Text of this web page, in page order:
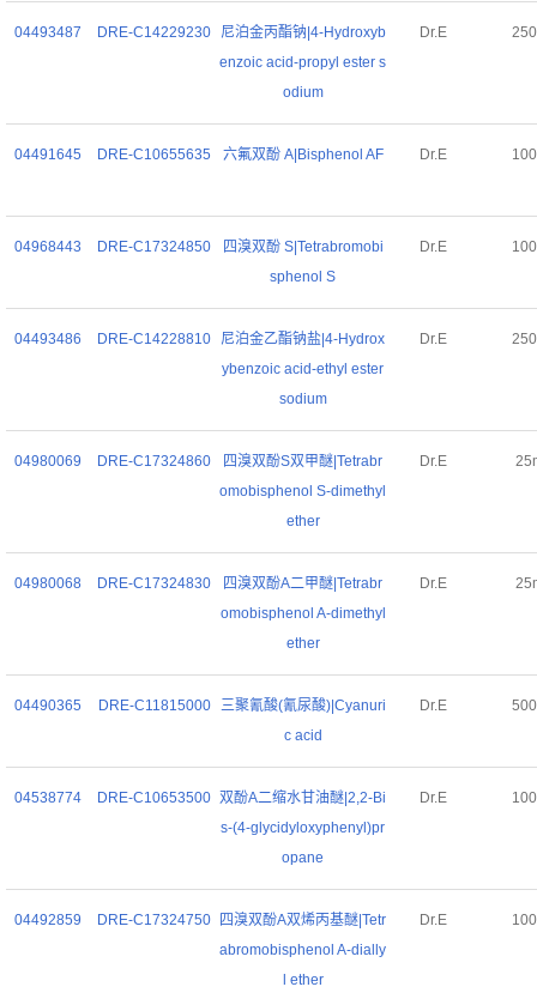
04493487 DRE-C14229230
尼泊金丙酯钠|4-Hydroxyb
enzoic acid-propyl ester s
odium
Dr.E
04491645 DRE-C10655635 六氟双酚 A|Bisphenol AF Dr.E
04968443 DRE-C17324850
四溴双酚 S|Tetrabromobi
sphenol S
Dr.E
04493486 DRE-C14228810
尼泊金乙酯钠盐|4-Hydrox
ybenzoic acid-ethyl ester
sodium
Dr.E
04980069 DRE-C17324860
四溴双酚S双甲醚|Tetrabr
omobisphenol S-dimethyl
ether
Dr.E
04980068 DRE-C17324830
四溴双酚A二甲醚|Tetrabr
omobisphenol A-dimethyl
ether
Dr.E
04490365 DRE-C11815000
三聚氰酸(氰尿酸)|Cyanuri
c acid
Dr.E
04538774 DRE-C10653500 双酚A二缩水甘油醚|2,2-Bi
s-(4-glycidyloxyphenyl)pr
opane
Dr.E
04492859 DRE-C17324750
四溴双酚A双烯丙基醚|Tetr
abromobisphenol A-dially
l ether
Dr.E